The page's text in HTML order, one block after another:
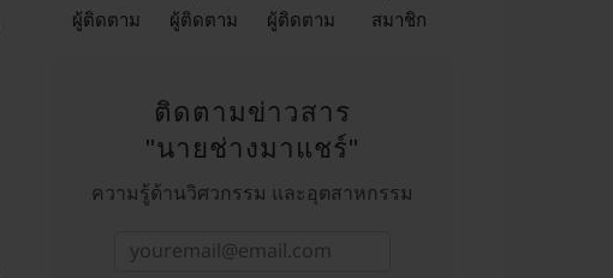
ผู้ติดตาม
ผู้ติดตาม
ผู้ติดตาม
สมาชิก
ติดตามข่าวสาร
"นายช่างมาแชร์"
ความรู้ด้านวิศวกรรม และอุตสาหกรรม